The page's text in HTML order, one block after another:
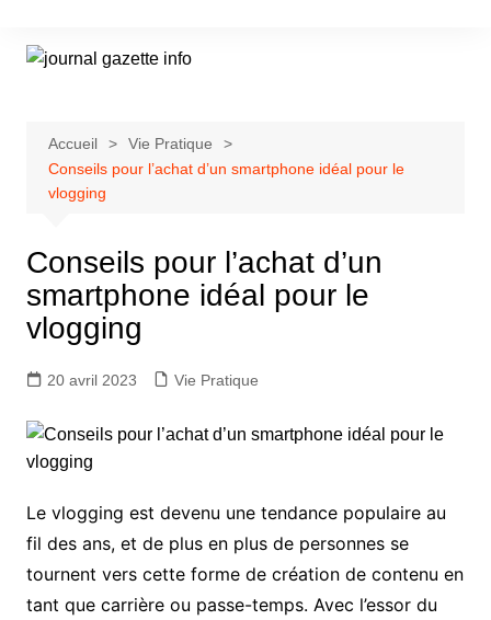
contenu
Accueil
Vie Pratique
Conseils pour l’achat d’un smartphone idéal pour le
vlogging
Conseils pour l’achat d’un
smartphone idéal pour le
vlogging
20 avril 2023 Vie Pratique
Le vlogging est devenu une tendance populaire au
fil des ans, et de plus en plus de personnes se
tournent vers cette forme de création de contenu en
tant que carrière ou passe-temps. Avec l’essor du